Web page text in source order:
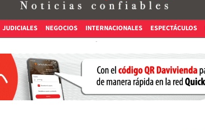
JUDICIALES NEGOCIOS INTERNACIONALES ESPECTÁCULOS